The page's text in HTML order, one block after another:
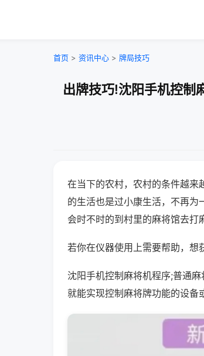
首页 > 资讯中心 > 牌局技巧
出牌技巧!沈阳手机控制
在当下的农村，农村的条件越来
的生活也是过小康生活，不再
会时不时的到村里的麻将馆去打
若你在仪器使用上需要帮助，想
沈阳手机控制麻将机程序;普通
就能实现控制麻将牌功能的设备